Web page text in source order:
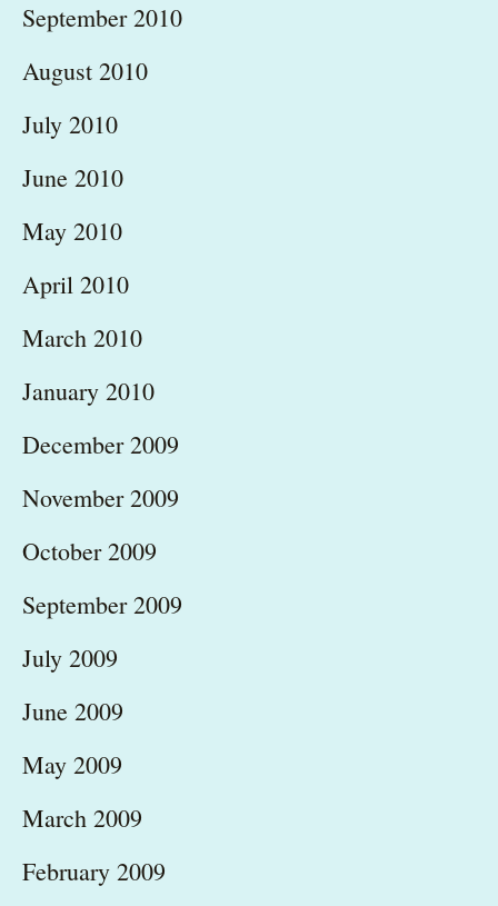
September 2010
August 2010
July 2010
June 2010
May 2010
April 2010
March 2010
January 2010
December 2009
November 2009
October 2009
September 2009
July 2009
June 2009
May 2009
March 2009
February 2009